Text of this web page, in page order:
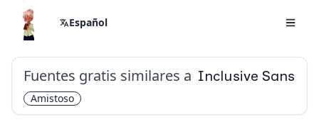
Español
Fuentes gratis similares a Inclusive Sans
Amistoso